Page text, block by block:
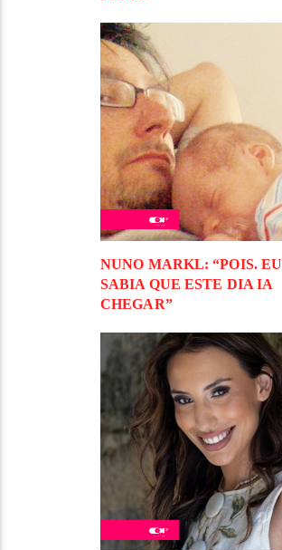
NUNO MARKL: “POIS. EU
SABIA QUE ESTE DIA IA
CHEGAR”